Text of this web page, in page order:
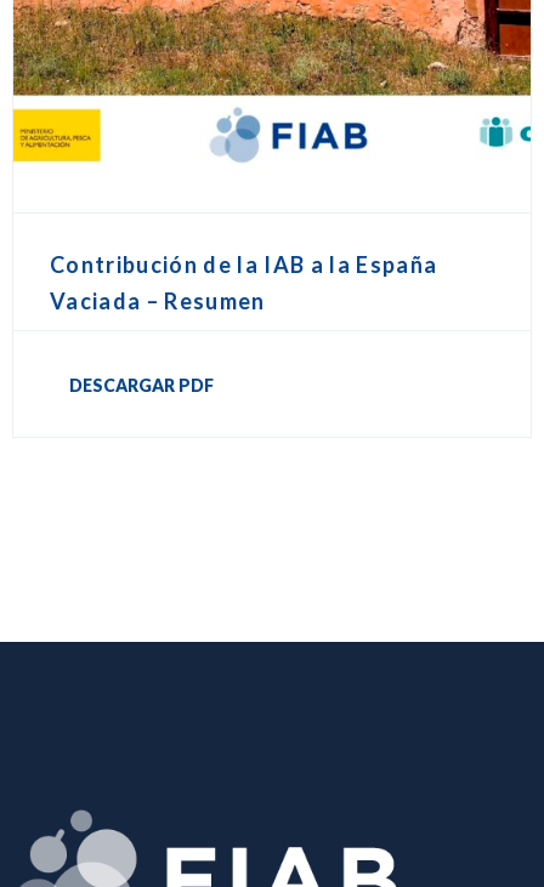
Contribución de la IAB a la España
Vaciada – Resumen
DESCARGAR PDF